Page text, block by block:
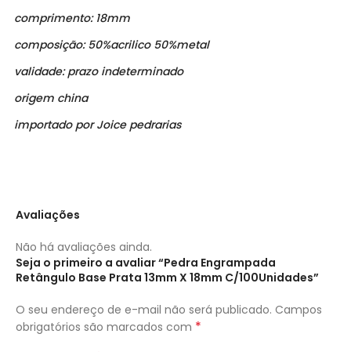
comprimento: 18mm
composição: 50%acrilico 50%metal
validade: prazo indeterminado
origem china
importado por Joice pedrarias
Avaliações
Não há avaliações ainda.
Seja o primeiro a avaliar “Pedra Engrampada
Retângulo Base Prata 13mm X 18mm C/100Unidades”
O seu endereço de e-mail não será publicado. Campos
obrigatórios são marcados com *